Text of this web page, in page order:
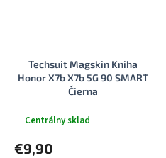
Techsuit Magskin Kniha
Honor X7b X7b 5G 90 SMART
Čierna
Centrálny sklad
€9,90